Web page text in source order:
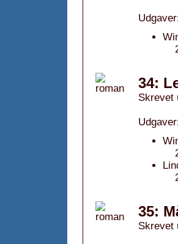
34:
Skrevet
35:
Skrevet